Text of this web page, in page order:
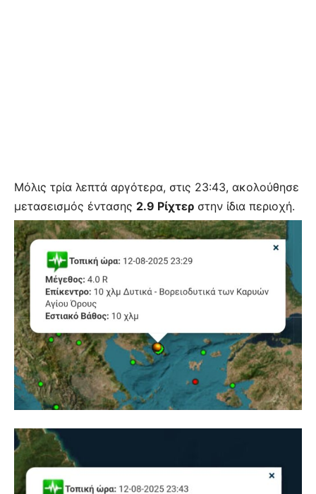
Μόλις τρία λεπτά αργότερα, στις 23:43, ακολούθησε
μετασεισμός έντασης 2.9 Ρίχτερ στην ίδια περιοχή.